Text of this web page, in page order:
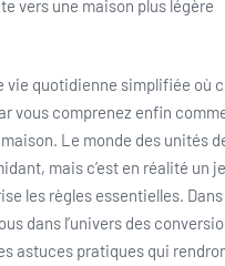
vers une maison plus légère
vie quotidienne simplifiée où
vous comprenez enfin
Le monde des unités
mais c’est en réalité un
les règles essentielles.
dans l’univers des
astuces pratiques qui